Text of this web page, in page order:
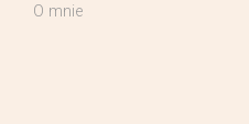
O mnie